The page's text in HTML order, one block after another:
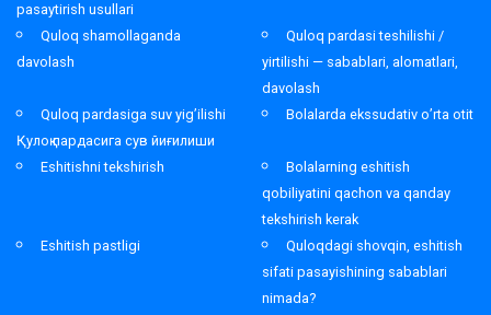
pasaytirish usullari
Quloq shamollaganda
davolash
Quloq pardasi teshilishi /
yirtilishi — sabablari, alomatlari,
davolash
Quloq pardasiga suv yig’ilishi
Қулоқ пардасига сув йиғилиши
Bolalarda ekssudativ o’rta otit
Eshitishni tekshirish
Bolalarning eshitish
qobiliyatini qachon va qanday
tekshirish kerak
Eshitish pastligi
Quloqdagi shovqin, eshitish
sifati pasayishining sabablari
nimada?